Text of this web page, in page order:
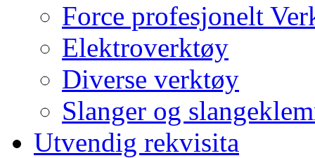
Force profesjonelt
Elektroverktøy
Diverse verktøy
Slanger og
Utvendig rekvisita